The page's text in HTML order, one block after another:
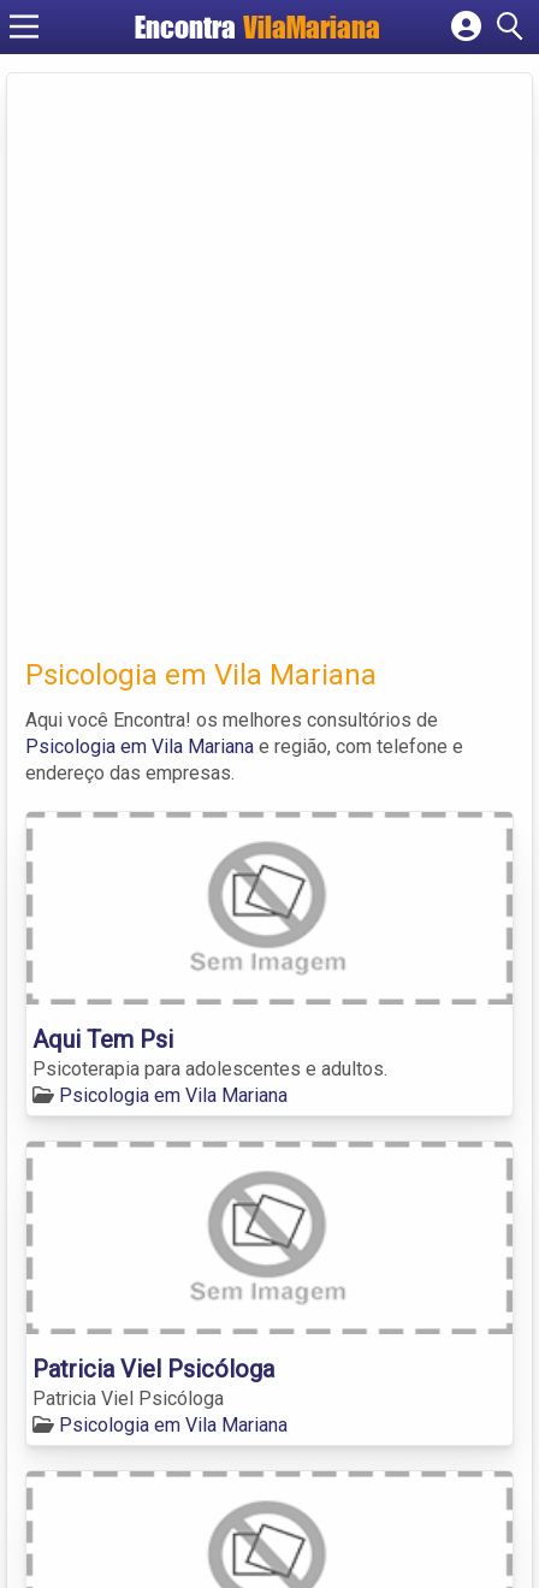
EncontraVilaMariana
Cadastrar empresa
Psicologia em Vila Mariana
Aqui você Encontra! os melhores consultórios de
Psicologia em Vila Mariana e região, com telefone e
endereço das empresas.
Aqui Tem Psi
Psicoterapia para adolescentes e adultos.
Psicologia em Vila Mariana
Patricia Viel Psicóloga
Patricia Viel Psicóloga
Psicologia em Vila Mariana